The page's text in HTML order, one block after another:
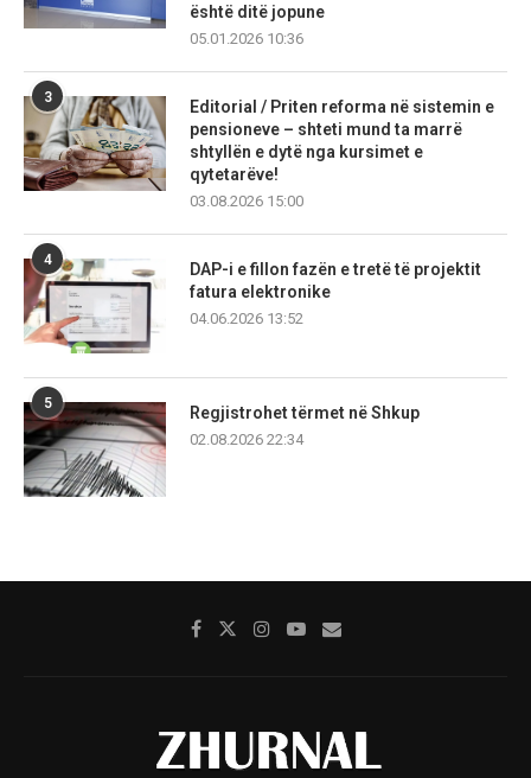
është ditë jopune
05.01.2026 10:36
3
Editorial / Priten reforma në sistemin e
pensioneve – shteti mund ta marrë
shtyllën e dytë nga kursimet e
qytetarëve!
03.08.2026 15:00
4
DAP-i e fillon fazën e tretë të projektit
fatura elektronike
04.06.2026 13:52
5
Regjistrohet tërmet në Shkup
02.08.2026 22:34